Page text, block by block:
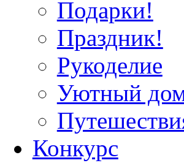
Подарки!
Праздник!
Рукоделие
Уютный
Конкурс